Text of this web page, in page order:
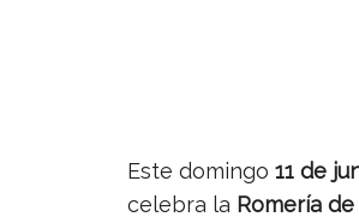
Este domingo 11 de
celebra la Romería